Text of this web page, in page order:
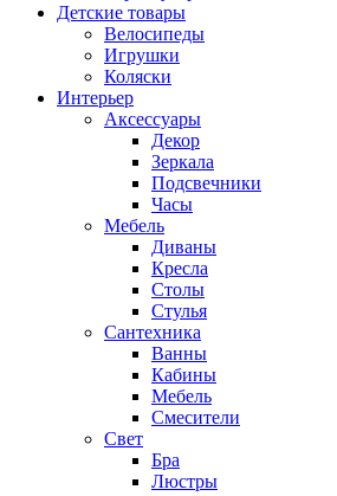
Детские товары
Велосипеды
Игрушки
Коляски
Интерьер
Аксессуары
Декор
Зеркала
Подсвечники
Часы
Мебель
Диваны
Кресла
Столы
Стулья
Сантехника
Ванны
Кабины
Мебель
Смесители
Свет
Бра
Люстры